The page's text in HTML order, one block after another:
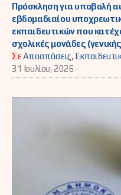
Πρόσκληση για υποβολή
εβδομαδιαίου
εκπαιδευτικών που
σχολικές μονάδες
ΣεΑποσπάσεις,
31 Ιουλίου, 2026 -